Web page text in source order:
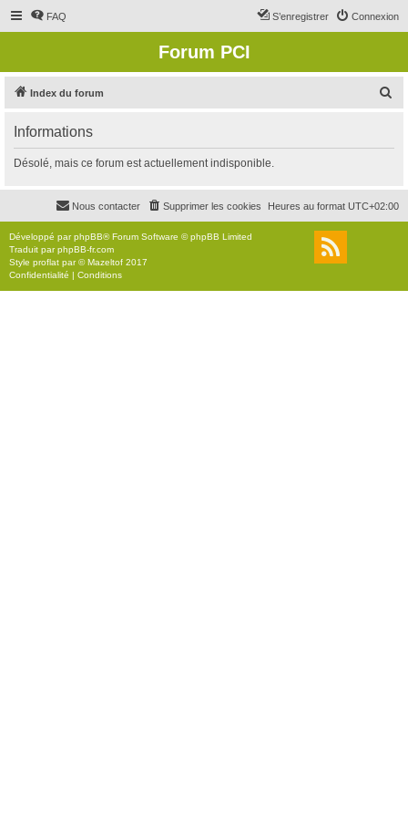
FAQ Connexion
S’enregistrer
Forum PCI
Index du forum
r
c
r
Informations
Désolé, mais ce forum est actuellement indisponible.
Heures au format UTC+02:00
Supprimer les cookies
Nous contacter
Développé parphpBB® Forum Software © phpBB Limited
Traduit parphpBB-fr.com
Style proflat par ©Mazeltof 2017
Confidentialité | Conditions